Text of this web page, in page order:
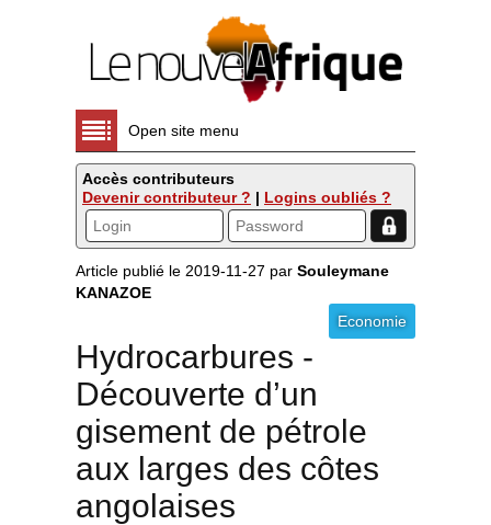
Open site menu
Accès contributeurs
Devenir contributeur ? | Logins oubliés ?
Article publié le 2019-11-27 par Souleymane
KANAZOE
Economie
Hydrocarbures -
Découverte d’un
gisement de pétrole
aux larges des côtes
angolaises